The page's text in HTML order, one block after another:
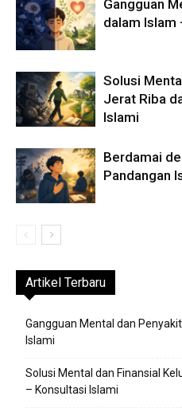
Gangguan
dalam Islam
Solusi
Jerat Riba
Islami
Berdamai
Pandangan
Artikel Terbaru
Gangguan Mental dan
Islami
Solusi Mental dan Finansial
– Konsultasi Islami